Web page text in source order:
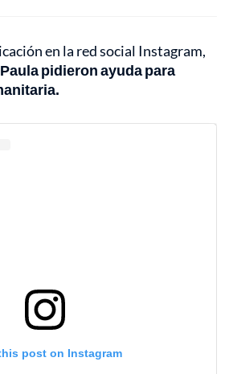
en la red social Instagram,
pidieron ayuda para
post on Instagram